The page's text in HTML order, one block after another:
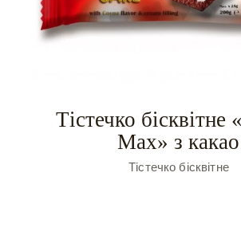
Тістечко
Max» з какао
Тістечко бісквітне